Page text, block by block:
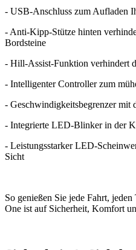
- USB-Anschluss zum Aufladen
- Anti-Kipp-Stütze hinten
Bordsteine
- Hill-Assist-Funktion verhindert
- Intelligenter Controller zum
- Geschwindigkeitsbegrenzer mit
- Integrierte LED-Blinker in der
- Leistungsstarker LED-
Sicht
So genießen Sie jede Fahrt,
One ist auf Sicherheit, Komfort